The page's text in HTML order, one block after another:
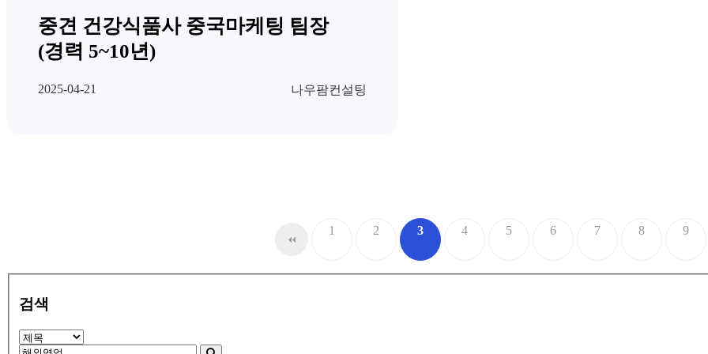
중견 건강식품사 중국마케팅 팀장
(경력 5~10년)
2025-04-21 나우팜컨설팅
1 2 3 4 5 6 7 8 9
맨끝
검색